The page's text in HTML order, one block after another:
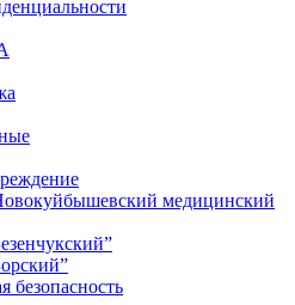
медицинский
безопасность